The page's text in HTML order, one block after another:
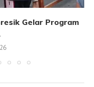
Gelar Program